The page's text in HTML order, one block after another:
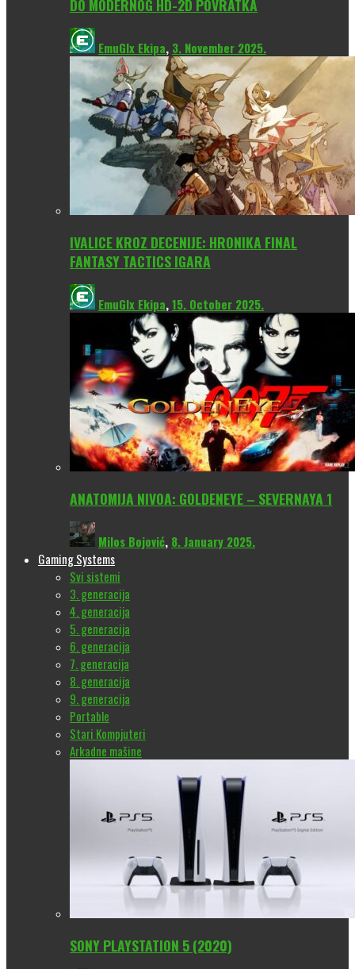
DO MODERNOG HD-2D POVRATKA
EmuGlx Ekipa, 3. November 2025.
IVALICE KROZ DECENIJE: HRONIKA FINAL
FANTASY TACTICS IGARA
EmuGlx Ekipa,15. October 2025.
ANATOMIJA NIVOA: GOLDENEYE – SEVERNAYA 1
Milos Bojović, 8. January 2025.
Gaming Systems
Svi sistemi
3. generacija
4. generacija
5. generacija
6. generacija
7. generacija
8. generacija
9. generacija
Portable
Stari Kompjuteri
Arkadne mašine
SONY PLAYSTATION 5 (2020)